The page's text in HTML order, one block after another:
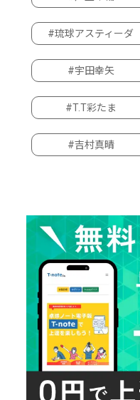
#琉球アスティーダ
#宇田幸矢
#T.T彩たま
#吉村真晴